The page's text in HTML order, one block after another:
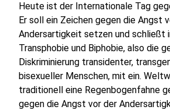
Heute ist der Internationale Tag
Er soll ein Zeichen gegen die Angst
Andersartigkeit setzen und schließt
Transphobie und Biphobie, also die
Diskriminierung transidenter,
bisexueller Menschen, mit ein.
traditionell eine Regenbogenfahne
gegen die Angst vor der